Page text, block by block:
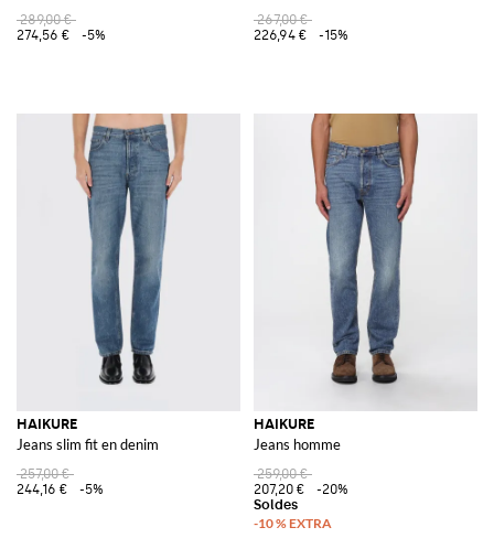
289,00 €
274,56 €
-5%
267,00 €
226,94 €
-15%
HAIKURE
Jeans slim fit en denim
257,00 €
244,16 €
-5%
HAIKURE
Jeans homme
259,00 €
207,20 €
-20%